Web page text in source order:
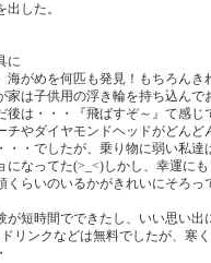
した。
に
海がめを何匹も発見！もちろんき
は子供用の浮き輪を持ち込んで
後は・・・『飛ばすぞ～』て感じ
やダイヤモンドヘッドがどんど
・でしたが、乗り物に弱い私達
になってた(>_<)しかし、幸運に
くらいのいるかがきれいにそろっ
短時間でできたし、いい思い出
リンクなどは無料でしたが、寒